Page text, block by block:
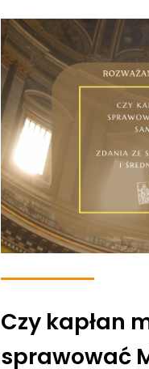
Czy kapłan
sprawować